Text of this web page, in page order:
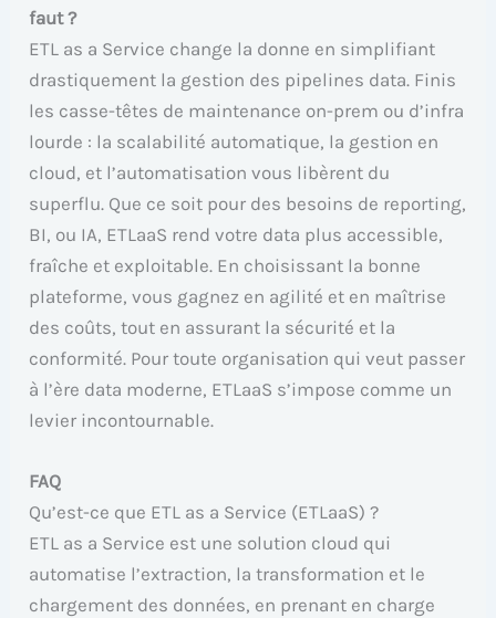
faut ?
ETL as a Service change la donne en simplifiant
drastiquement la gestion des pipelines data. Finis
les casse-têtes de maintenance on-prem ou d’infra
lourde : la scalabilité automatique, la gestion en
cloud, et l’automatisation vous libèrent du
superflu. Que ce soit pour des besoins de reporting,
BI, ou IA, ETLaaS rend votre data plus accessible,
fraîche et exploitable. En choisissant la bonne
plateforme, vous gagnez en agilité et en maîtrise
des coûts, tout en assurant la sécurité et la
conformité. Pour toute organisation qui veut passer
à l’ère data moderne, ETLaaS s’impose comme un
levier incontournable.
FAQ
Qu’est-ce que ETL as a Service (ETLaaS) ?
ETL as a Service est une solution cloud qui
automatise l’extraction, la transformation et le
chargement des données, en prenant en charge